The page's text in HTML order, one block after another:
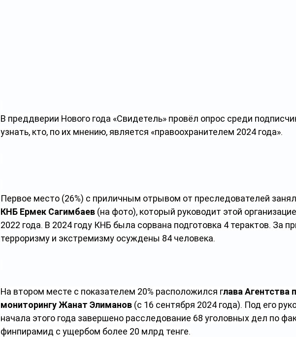
В преддверии Нового года «Свидетель» провёл опрос среди
узнать, кто, по их мнению, является «правоохранителем 2024 года».
Первое место (26%) с приличным отрывом от преследователей занял
КНБ Ермек Сагимбаев (на фото), который руководит этой
2022 года. В 2024 году КНБ была сорвана подготовка 4 терактов. За
терроризму и экстремизму осуждены 84 человека.
На втором месте с показателем 20% расположился глава Агентства
мониторингу Жанат Элиманов (с 16 сентября 2024 года). Под его
начала этого года завершено расследование 68 уголовных дел по
финпирамид с ущербом более 20 млрд тенге.